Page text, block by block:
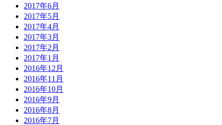
2017年6月
2017年5月
2017年4月
2017年3月
2017年2月
2017年1月
2016年12月
2016年11月
2016年10月
2016年9月
2016年8月
2016年7月